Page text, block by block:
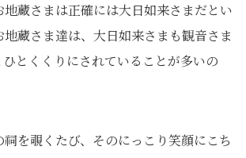
蔵さまは正確には大日如来さまだとい
地蔵さま達は、大日如来さまも観音さま
ひとくくりにされていることが多いの
を覗くたび、そのにっこり笑顔にこち